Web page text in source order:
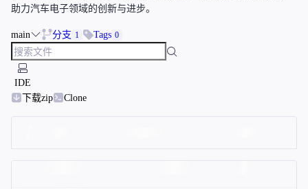
助力汽车电子领域的创新与进步。
main 分支 1 Tags 0
IDE
下载zip
Clone